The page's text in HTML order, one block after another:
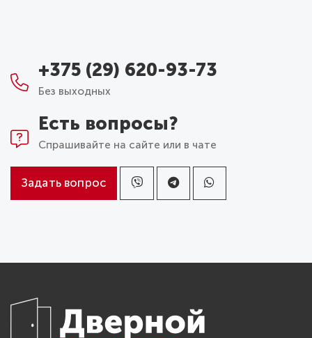
+375 (29) 620-93-73
Без выходных
Есть вопросы?
Спрашивайте на сайте или в чате
Задать вопрос